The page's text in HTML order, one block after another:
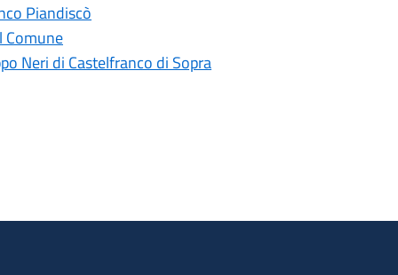
Piandiscò
Comune
Neri di Castelfranco di Sopra